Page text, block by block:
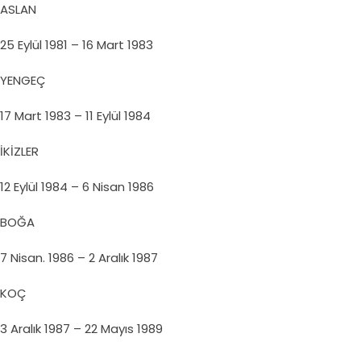
ASLAN
25 Eylül 1981 – 16 Mart 1983
YENGEÇ
17 Mart 1983 – 11 Eylül 1984
İKİZLER
12 Eylül 1984 – 6 Nisan 1986
BOĞA
7 Nisan. 1986 – 2 Aralık 1987
KOÇ
3 Aralık 1987 – 22 Mayıs 1989